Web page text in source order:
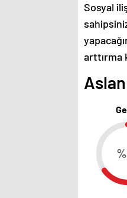
Sosyal
arttırma
Aslan